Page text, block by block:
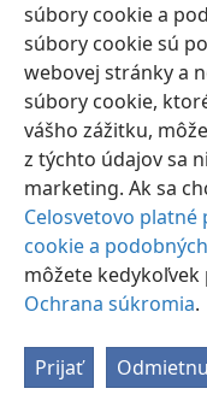
súbory cookie a
súbory cookie sú
webovej stránky a
súbory cookie,
vášho zážitku,
z týchto údajov sa
marketing. Ak sa
Celosvetovo
cookie a
môžete
Ochrana súkromia.
Prijať
Copyright © 2026 Watch
Podmienky používania